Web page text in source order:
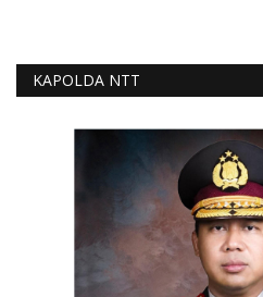
KAPOLDA NTT